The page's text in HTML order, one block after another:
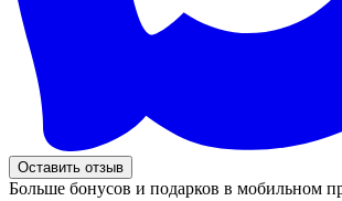
Оставить отзыв
Больше бонусов и подарков в мобильном